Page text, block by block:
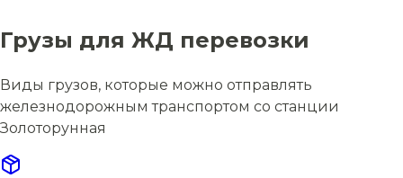
Грузы для ЖД перевозки
Виды грузов, которые можно отправлять
железнодорожным транспортом со станции
Золоторунная